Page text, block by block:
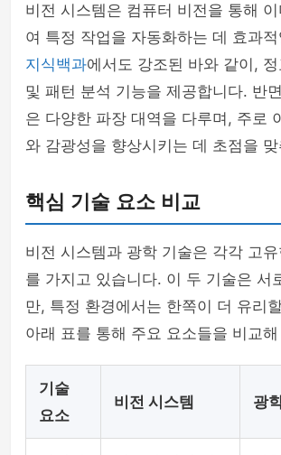
비전 시스템은 컴퓨터 비전을 통해
여 특정 작업을 자동화하는 데 효과
지식백과에서도 강조된 바와 같이,
및 패턴 분석 기능을 제공합니다. 반
은 다양한 파장 대역을 다루며, 주로
와 감광성을 향상시키는 데 초점을
핵심 기술 요소 비교
비전 시스템과 광학 기술은 각각 고
를 가지고 있습니다. 이 두 기술은 서
만, 특정 환경에서는 한쪽이 더 유리
아래 표를 통해 주요 요소들을 비교
기술
요소
비전 시스템 광